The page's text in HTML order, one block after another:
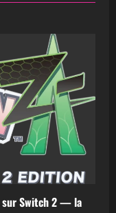
sur Switch 2 — la